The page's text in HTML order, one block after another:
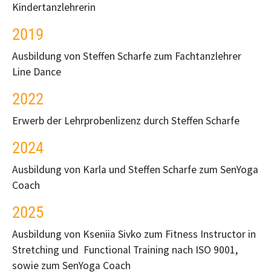
Kindertanzlehrerin
2019
Ausbildung von Steffen Scharfe zum Fachtanzlehrer
Line Dance
2022
Erwerb der Lehrprobenlizenz durch Steffen Scharfe
2024
Ausbildung von Karla und Steffen Scharfe zum SenYoga
Coach
2025
Ausbildung von Kseniia Sivko zum Fitness Instructor in
Stretching und Functional Training nach ISO 9001,
sowie zum SenYoga Coach